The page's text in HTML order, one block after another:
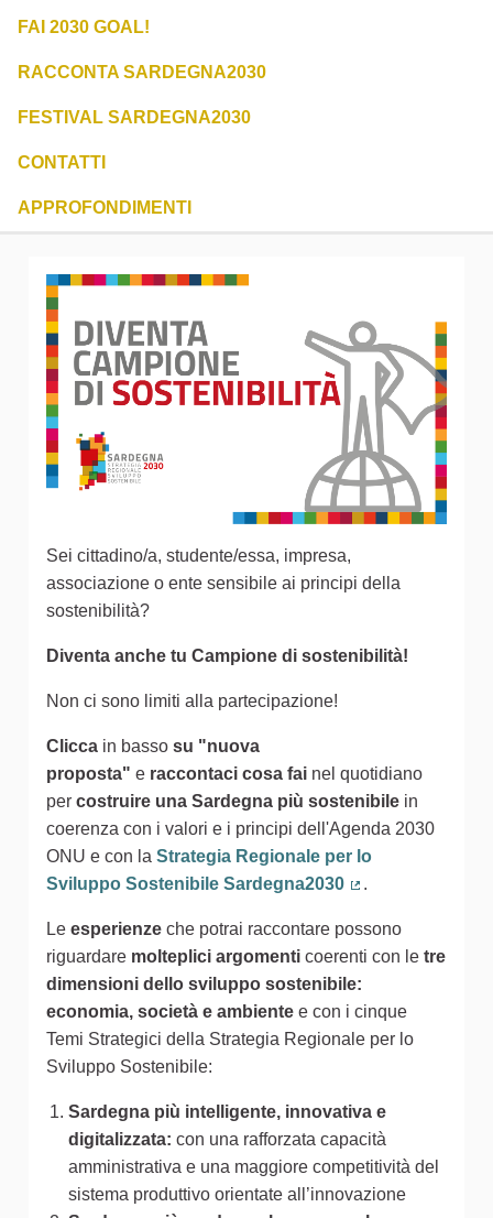
FAI 2030 GOAL!
RACCONTA SARDEGNA2030
FESTIVAL SARDEGNA2030
CONTATTI
APPROFONDIMENTI
Sei cittadino/a, studente/essa, impresa,
associazione o ente sensibile ai principi della
sostenibilità?
Diventa anche tu Campione di sostenibilità!
Non ci sono limiti alla partecipazione!
Clicca in basso su "nuova
proposta" e raccontaci cosa fai nel quotidiano
per costruire una Sardegna più sostenibile in
coerenza con i valori e i principi dell'Agenda 2030
ONU e con la Strategia Regionale per lo
Sviluppo Sostenibile Sardegna2030
.
Le esperienze che potrai raccontare possono
riguardare molteplici argomenti coerenti con le tre
dimensioni dello sviluppo sostenibile:
economia, società e ambiente e con i cinque
Temi Strategici della Strategia Regionale per lo
Sviluppo Sostenibile:
Sardegna più intelligente, innovativa e
digitalizzata: con una rafforzata capacità
amministrativa e una maggiore competitività del
sistema produttivo orientate all’innovazione